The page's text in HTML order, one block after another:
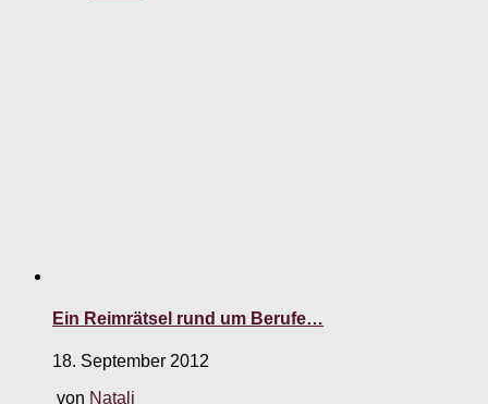
Ein Reimrätsel rund um Berufe…
18. September 2012
von Natali